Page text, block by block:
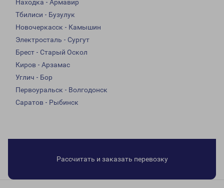
Находка - Армавир
Тбилиси - Бузулук
Новочеркасск - Камышин
Электросталь - Сургут
Брест - Старый Оскол
Киров - Арзамас
Углич - Бор
Первоуральск - Волгодонск
Саратов - Рыбинск
Рассчитать и заказать перевозку